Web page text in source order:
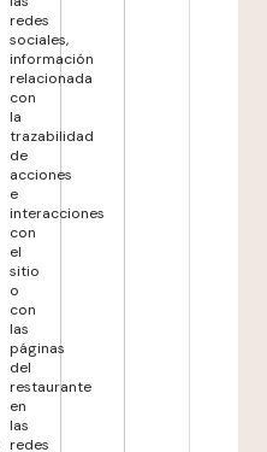
redes
sociales,
información
relacionada
con
la
trazabilidad
de
acciones
e
interacciones
con
el
sitio
o
con
las
páginas
del
restaurante
en
las
redes